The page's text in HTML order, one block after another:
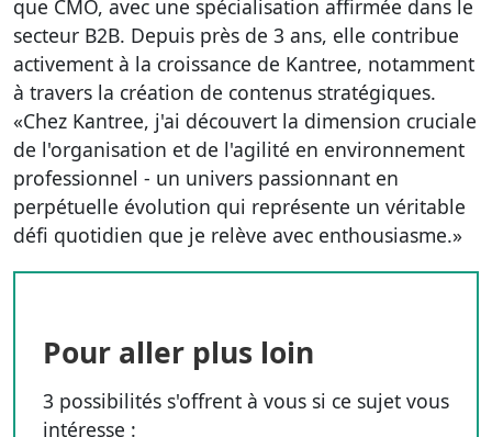
que CMO, avec une spécialisation affirmée dans le
secteur B2B. Depuis près de 3 ans, elle contribue
activement à la croissance de Kantree, notamment
à travers la création de contenus stratégiques.
«Chez Kantree, j'ai découvert la dimension cruciale
de l'organisation et de l'agilité en environnement
professionnel - un univers passionnant en
perpétuelle évolution qui représente un véritable
défi quotidien que je relève avec enthousiasme.»
Pour aller plus loin
3 possibilités s'offrent à vous si ce sujet vous
intéresse :